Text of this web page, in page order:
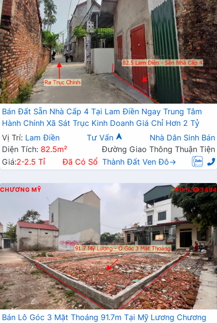
Bán Đất Sẵn Nhà Cấp 4 Tại Lam Điền Ngay Trung Tâm
Hành Chính Xã Sát Trục Kinh Doanh Giá Chỉ Hơn 2 Tỷ
Vị Trí: Lam Điền Tư Vấn
Nhà Dân Sinh Bán
Diện Tích: 82.5m²
Đường Giao Thông Thuận Tiện
Giá:2-2.5 Tỉ Đã Có Sổ Thành Đất Ven Đô→
CHƯƠNG MỸ Đ.N 3494
Bán Lô Góc 3 Mặt Thoáng 91.7m Tại Mỹ Lương Chương